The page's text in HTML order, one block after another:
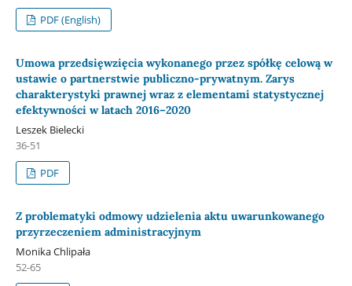
PDF (English)
Umowa przedsięwzięcia wykonanego przez spółkę celową w
ustawie o partnerstwie publiczno-prywatnym. Zarys
charakterystyki prawnej wraz z elementami statystycznej
efektywności w latach 2016–2020
Leszek Bielecki
36-51
PDF
Z problematyki odmowy udzielenia aktu uwarunkowanego
przyrzeczeniem administracyjnym
Monika Chlipała
52-65